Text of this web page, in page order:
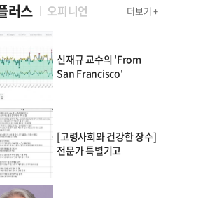
러스 오피니언 더보기 +
신재규 교수의 'From
San Francisco'
[고령사회와 건강한 장수]
전문가 특별기고